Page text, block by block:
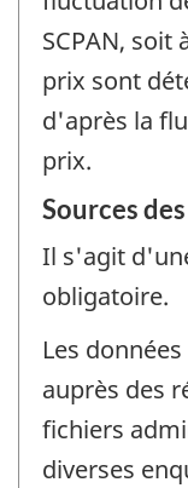
SCPAN, soit
prix sont
d'après la
prix.
Sources
Il s'agit
obligatoire.
Les
auprès des
fichiers
diverses